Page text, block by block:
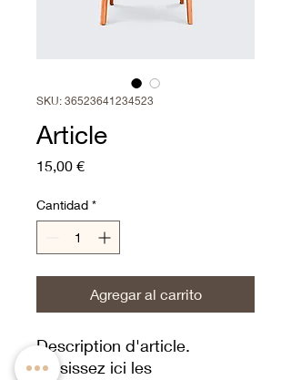
SKU: 36523641234523
Article
15,00 €Precio
Cantidad *
Agregar al carrito
Description d'article.
Saisissez ici les